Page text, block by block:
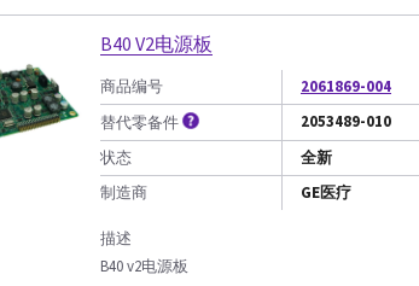
B40 V2电源板
商品编号
2061869-004
替代零备件
2053489-010
状态
全新
制造商
GE医疗
描述
B40 v2电源板